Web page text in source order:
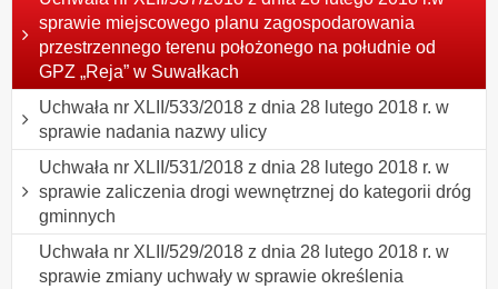
sprawie miejscowego planu zagospodarowania
przestrzennego terenu położonego na południe od
GPZ „Reja” w Suwałkach
Uchwała nr XLII/533/2018 z dnia 28 lutego 2018 r. w
sprawie nadania nazwy ulicy
Uchwała nr XLII/531/2018 z dnia 28 lutego 2018 r. w
sprawie zaliczenia drogi wewnętrznej do kategorii dróg
gminnych
Uchwała nr XLII/529/2018 z dnia 28 lutego 2018 r. w
sprawie zmiany uchwały w sprawie określenia